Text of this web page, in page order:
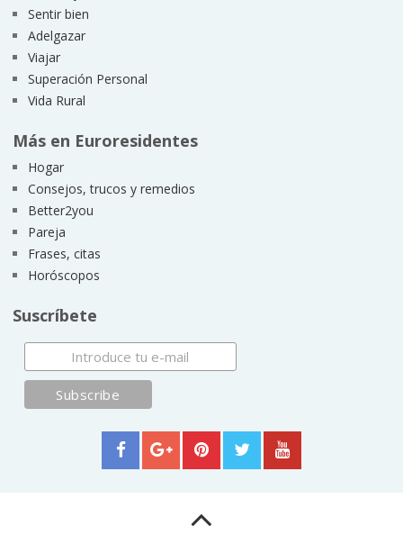
Sentir bien
Adelgazar
Viajar
Superación Personal
Vida Rural
Más en Euroresidentes
Hogar
Consejos, trucos y remedios
Better2you
Pareja
Frases, citas
Horóscopos
Suscríbete